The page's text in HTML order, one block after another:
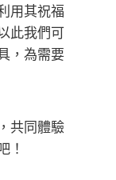
用其祝福
此我們可
，為需要
共同體驗
！